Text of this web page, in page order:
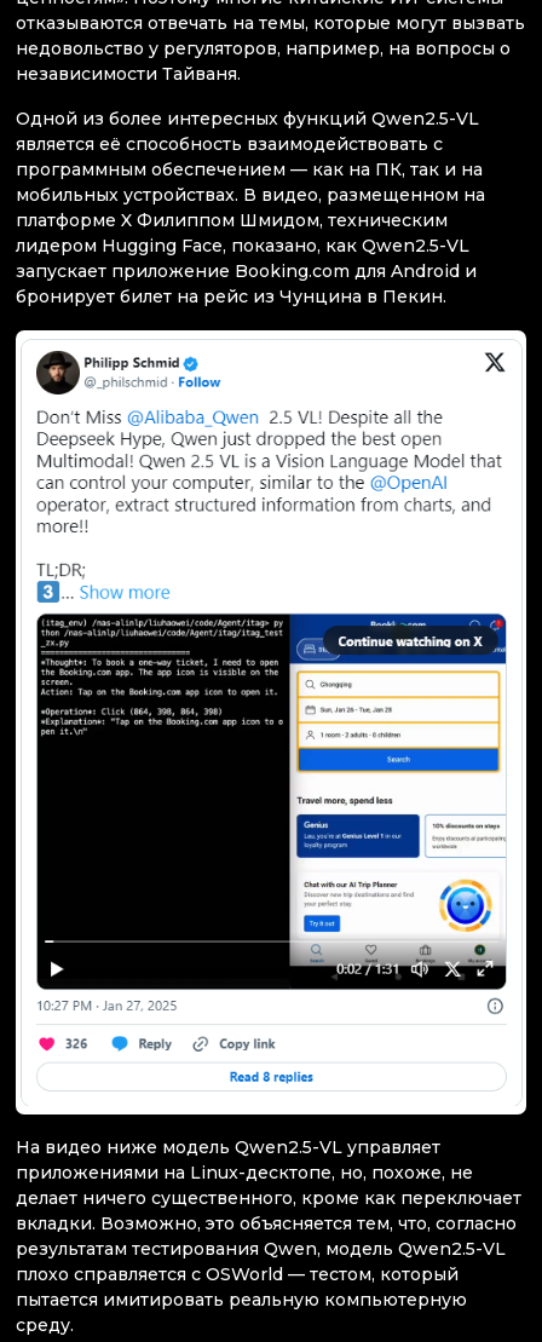
отказываются отвечать на темы, которые могут вызвать
недовольство у регуляторов, например, на вопросы о
независимости Тайваня.
Одной из более интересных функций Qwen2.5-VL
является её способность взаимодействовать с
программным обеспечением — как на ПК, так и на
мобильных устройствах. В видео, размещенном на
платформе X Филиппом Шмидом, техническим
лидером Hugging Face, показано, как Qwen2.5-VL
запускает приложение Booking.com для Android и
бронирует билет на рейс из Чунцина в Пекин.
На видео ниже модель Qwen2.5-VL управляет
приложениями на Linux-десктопе, но, похоже, не
делает ничего существенного, кроме как переключает
вкладки. Возможно, это объясняется тем, что, согласно
результатам тестирования Qwen, модель Qwen2.5-VL
плохо справляется с OSWorld — тестом, который
пытается имитировать реальную компьютерную
среду.